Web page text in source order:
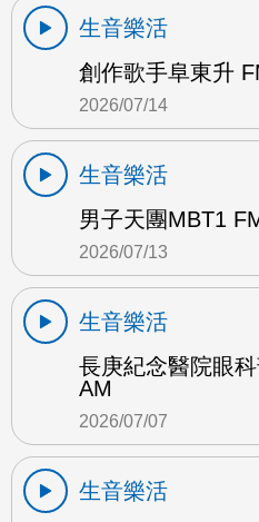
生音樂活
創作歌手阜東升
2026/07/14
生音樂活
男子天團MBT1
2026/07/13
生音樂活
長庚紀念醫院眼
AM
2026/07/07
生音樂活